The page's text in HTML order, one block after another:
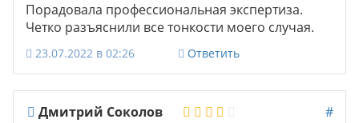
Порадовала профессиональная экспертиза.
Четко разъяснили все тонкости моего случая.
23.07.2022 в 02:26 Ответить
Дмитрий Соколов
#